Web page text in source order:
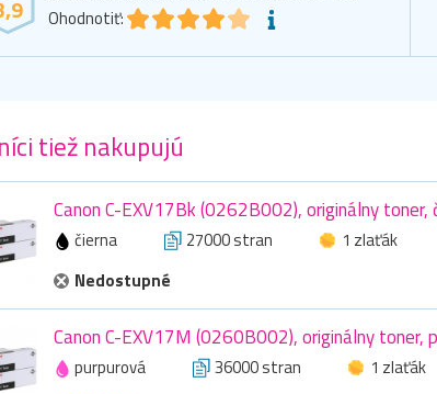
Ohodnotiť:
tiež nakupujú
Canon C-EXV17Bk (0262B002), originálny toner,
čierna 27000 stran
1 zlaťák
Nedostupné
Canon C-EXV17M (0260B002), originálny toner,
purpurová 36000 stran
1 zlaťák